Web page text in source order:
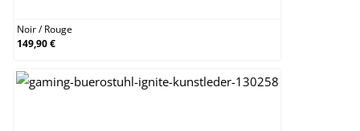
Noir/Rouge
149,90 €